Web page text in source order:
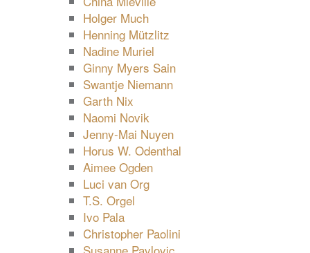
Holger Much
Henning Mützlitz
Nadine Muriel
Ginny Myers Sain
Swantje Niemann
Garth Nix
Naomi Novik
Jenny-Mai Nuyen
Horus W. Odenthal
Aimee Ogden
Luci van Org
T.S. Orgel
Ivo Pala
Christopher Paolini